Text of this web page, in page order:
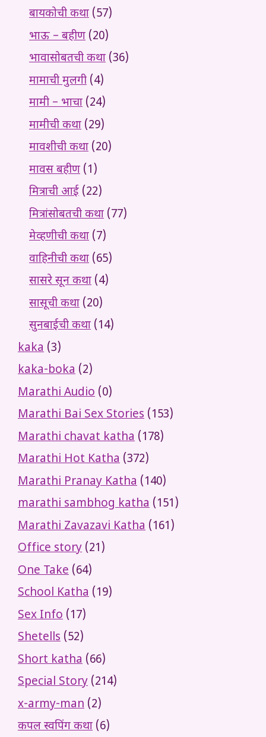
बायकोची कथा (57)
भाऊ – बहीण (20)
भावासोबतची कथा (36)
मामाची मुलगी (4)
मामी – भाचा (24)
मामीची कथा (29)
मावशीची कथा (20)
मावस बहीण (1)
मित्राची आई (22)
मित्रांसोबतची कथा (77)
मेव्हणीची कथा (7)
वाहिनीची कथा (65)
सासरे सून कथा (4)
सासूची कथा (20)
सुनबाईची कथा (14)
kaka (3)
kaka-boka (2)
Marathi Audio (0)
Marathi Bai Sex Stories (153)
Marathi chavat katha (178)
Marathi Hot Katha (372)
Marathi Pranay Katha (140)
marathi sambhog katha (151)
Marathi Zavazavi Katha (161)
Office story (21)
One Take (64)
School Katha (19)
Sex Info (17)
Shetells (52)
Short katha (66)
Special Story (214)
x-army-man (2)
कपल स्वपिंग कथा (6)